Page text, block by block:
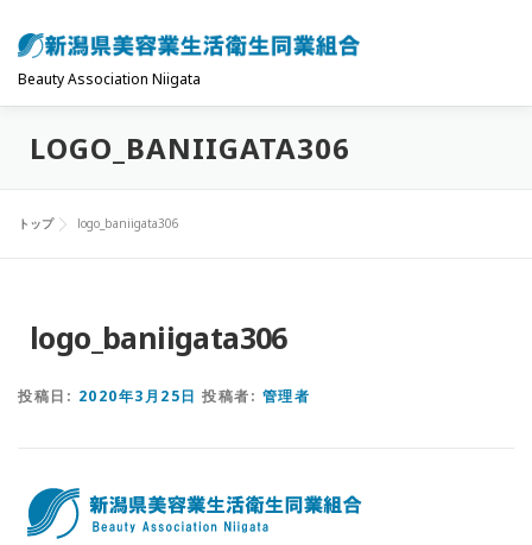
ン
Beauty Association Niigata
トップ 組合について 組合の主な事業
LOGO_BANIIGATA306
トップ logo_baniigata306
logo_baniigata306
投稿日: 2020年3月25日 投稿者: 管理者